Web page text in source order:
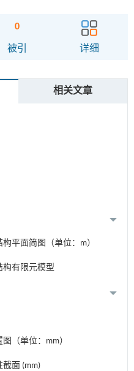
0
被引 详细
相关文章
构平面简图（单位：m）
构有限元模型
（单位：mm）
面 (mm)